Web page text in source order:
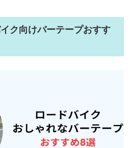
ク向けバーテープおすす